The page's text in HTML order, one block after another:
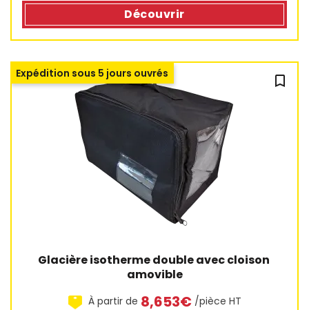
Découvrir
bookmark_outline
Glacière isotherme double avec cloison
amovible
À partir de 8,653€ /pièce HT
Expédition sous 5 jours ouvrés